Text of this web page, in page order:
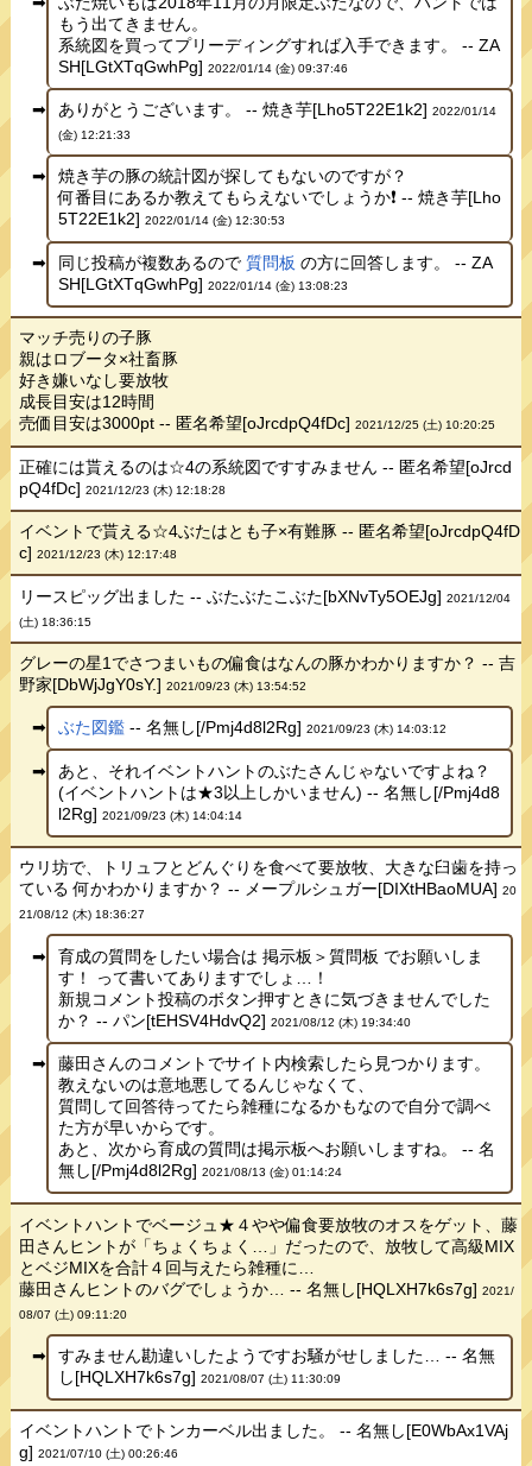
もう出てきません。
系統図を買ってプリーディングすれば入手できます。 -- ZA
SH[LGtXTqGwhPg] 2022/01/14 (金) 09:37:46
ありがとうございます。 -- 焼き芋[Lho5T22E1k2] 2022/01/14
(金) 12:21:33
焼き芋の豚の統計図が探してもないのですが？
何番目にあるか教えてもらえないでしょうか❗ -- 焼き芋[Lho
5T22E1k2] 2022/01/14 (金) 12:30:53
同じ投稿が複数あるので 質問板 の方に回答します。 -- ZA
SH[LGtXTqGwhPg] 2022/01/14 (金) 13:08:23
マッチ売りの子豚
親はロブータ×社畜豚
好き嫌いなし要放牧
成長目安は12時間
売価目安は3000pt -- 匿名希望[oJrcdpQ4fDc]2021/12/25 (土) 10:20:25
正確には貰えるのは☆4の系統図ですすみません -- 匿名希望[oJrcd
pQ4fDc]2021/12/23 (木) 12:18:28
イベントで貰える☆4ぶたはとも子×有難豚 -- 匿名希望[oJrcdpQ4fD
c]2021/12/23 (木) 12:17:48
リースピッグ出ました -- ぶたぶたこぶた[bXNvTy5OEJg]2021/12/04
(土) 18:36:15
グレーの星1でさつまいもの偏食はなんの豚かわかりますか？ -- 吉
野家[DbWjJgY0sY.]2021/09/23 (木) 13:54:52
ぶた図鑑-- 名無し[/Pmj4d8l2Rg] 2021/09/23 (木) 14:03:12
あと、それイベントハントのぶたさんじゃないですよね？
(イベントハントは★3以上しかいません) -- 名無し[/Pmj4d8
l2Rg] 2021/09/23 (木) 14:04:14
ウリ坊で、トリュフとどんぐりを食べて要放牧、大きな臼歯を持っ
ている 何かわかりますか？ -- メープルシュガー[DIXtHBaoMUA]20
21/08/12 (木) 18:36:27
育成の質問をしたい場合は 掲示板＞質問板 でお願いしま
す！ って書いてありますでしょ…！
新規コメント投稿のボタン押すときに気づきませんでした
か？ -- パン[tEHSV4HdvQ2] 2021/08/12 (木) 19:34:40
藤田さんのコメントでサイト内検索したら見つかります。
教えないのは意地悪してるんじゃなくて、
質問して回答待ってたら雑種になるかもなので自分で調べ
た方が早いからです。
あと、次から育成の質問は掲示板へお願いしますね。 -- 名
無し[/Pmj4d8l2Rg] 2021/08/13 (金) 01:14:24
イベントハントでベージュ★４やや偏食要放牧のオスをゲット、藤
田さんヒントが「ちょくちょく…」だったので、放牧して高級MIX
とベジMIXを合計４回与えたら雑種に…
藤田さんヒントのバグでしょうか… -- 名無し[HQLXH7k6s7g]2021/
08/07 (土) 09:11:20
すみません勘違いしたようですお騒がせしました… -- 名無
し[HQLXH7k6s7g] 2021/08/07 (土) 11:30:09
イベントハントでトンカーベル出ました。 -- 名無し[E0WbAx1VAj
g]2021/07/10 (土) 00:26:46